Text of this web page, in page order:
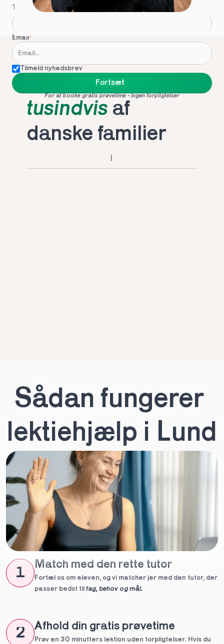
Telefon*
Email*
Tilmeld nyhedsbrev
Fortsæt
For at booke gratis prøvetime - ingen forpligtelser
tusindvis af
danske familier
Sådan fungerer
lektiehjælp i Lund
1
Match med den rette tutor
Fortæl os om eleven, og vi matcher jer med den tutor, der
passer bedst til fag, behov og mål.
2 Afhold din gratis prøvetime
Prøv en 30 minutters lektion uden forpligtelser. Hvis du